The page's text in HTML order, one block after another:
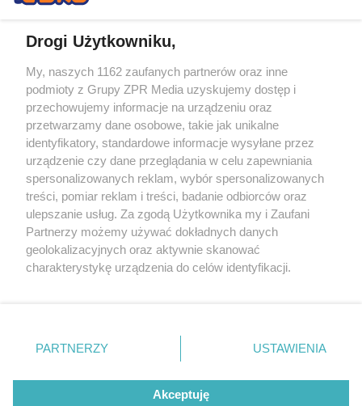
Żaden utwór zamieszczony w serwisie nie może być powielany i
rozpowszechniany lub dalej rozpowszechniany w jakikolwiek sposób (w
tym także elektroniczny lub mechaniczny) na jakimkolwiek polu
eksploatacji w jakiejkolwiek formie, włącznie z umieszczaniem w
Internecie bez pisemnej zgody właściciela praw. Jakiekolwiek użycie lub
wykorzystanie utworów w całości lub w części z naruszeniem prawa,
tzn. bez właściwej zgody, jest zabronione pod groźbą kary i może być
ścigane prawnie.
© 2026 Grupa ZPR Media
Drogi Użytkowniku,
My, naszych 1162 zaufanych partnerów oraz inne
podmioty z Grupy ZPR Media uzyskujemy dostęp i
przechowujemy informacje na urządzeniu oraz
przetwarzamy dane osobowe, takie jak unikalne
identyfikatory, standardowe informacje wysyłane przez
urządzenie czy dane przeglądania w celu zapewniania
spersonalizowanych reklam, wybór spersonalizowanych
treści, pomiar reklam i treści, badanie odbiorców oraz
ulepszanie usług. Za zgodą Użytkownika my i Zaufani
Partnerzy możemy używać dokładnych danych
geolokalizacyjnych oraz aktywnie skanować
charakterystykę urządzenia do celów identyfikacji.
zmienić/wycofać klikając przycisk ustawień prywatności
znajdujący się w lewym dolnym rogu strony
rodzaje przetwarzania danych nie wymagają zgody
użytkownika, ale masz prawo sprzeciwić się takiemu
PARTNERZY USTAWIENIA
Akceptuję